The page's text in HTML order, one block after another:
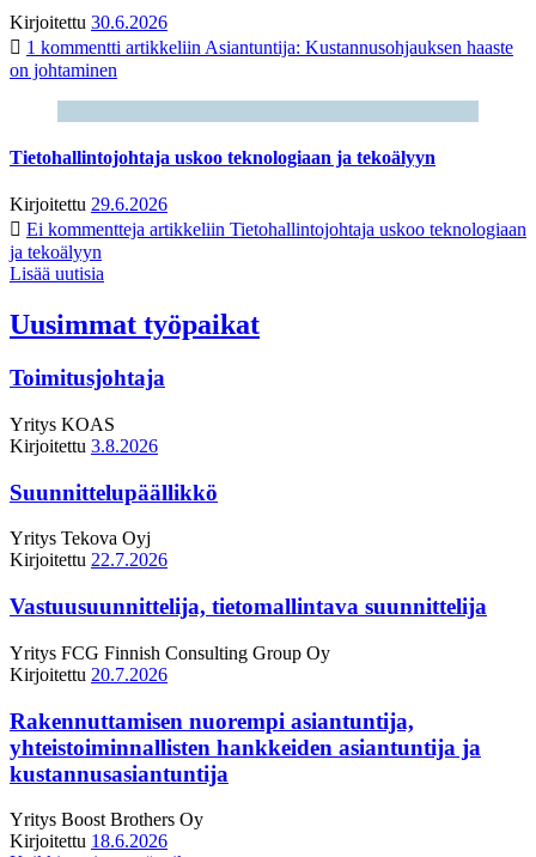
Kirjoitettu 30.6.2026
1 kommentti artikkeliin Asiantuntija: Kustannusohjauksen haaste
on johtaminen
Tietohallintojohtaja uskoo teknologiaan ja tekoälyyn
Kirjoitettu 29.6.2026
Ei kommentteja artikkeliin Tietohallintojohtaja uskoo teknologiaan
ja tekoälyyn
Lisää uutisia
Uusimmat työpaikat
Toimitusjohtaja
Yritys KOAS
Kirjoitettu 3.8.2026
Suunnittelupäällikkö
Yritys Tekova Oyj
Kirjoitettu 22.7.2026
Vastuusuunnittelija, tietomallintava suunnittelija
Yritys FCG Finnish Consulting Group Oy
Kirjoitettu 20.7.2026
Rakennuttamisen nuorempi asiantuntija,
yhteistoiminnallisten hankkeiden asiantuntija ja
kustannusasiantuntija
Yritys Boost Brothers Oy
Kirjoitettu 18.6.2026